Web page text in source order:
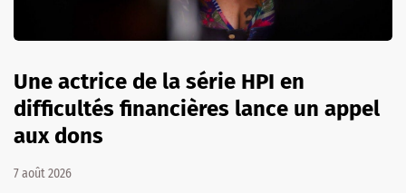
Une actrice de la série HPI en
difficultés financières lance un appel
aux dons
7 août 2026